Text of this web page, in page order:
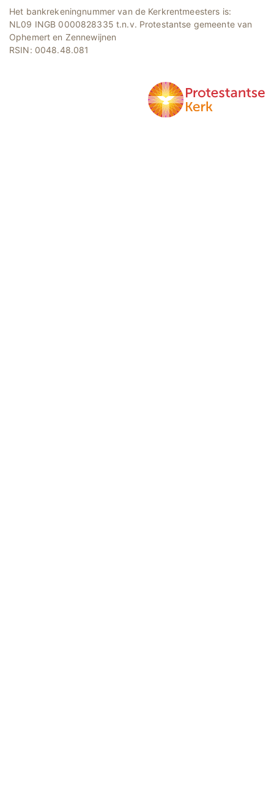
Het bankrekeningnummer van de Kerkrentmeesters is:
NL09 INGB 0000828335 t.n.v. Protestantse gemeente van
Ophemert en Zennewijnen
RSIN: 0048.48.081